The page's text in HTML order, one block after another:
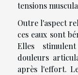
tensions
Outre l'aspect
ces eaux sont
Elles
douleurs
après l'effort.